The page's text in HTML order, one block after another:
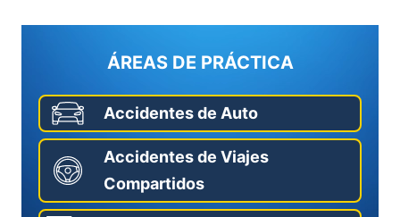
ÁREAS DE PRÁCTICA
Accidentes de Auto
Accidentes de Viajes
Compartidos